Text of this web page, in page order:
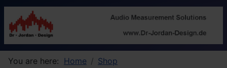
You are here: Home
Shop